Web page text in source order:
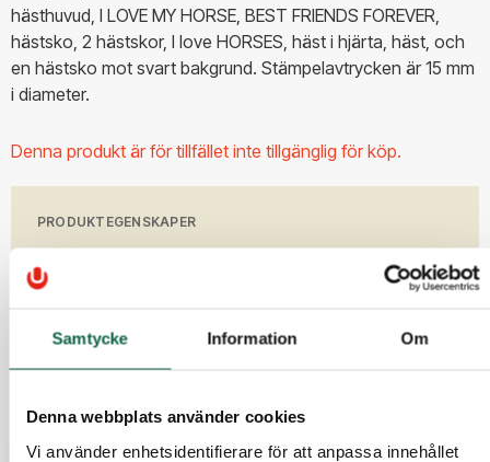
Samtycke Information Om
Denna webbplats använder cookies
Vi använder enhetsidentifierare för att anpassa innehållet
hästhuvud, I LOVE MY HORSE, BEST FRIENDS FOREVER,
hästsko, 2 hästskor, I love HORSES, häst i hjärta, häst, och
en hästsko mot svart bakgrund. Stämpelavtrycken är 15 mm
i diameter.
Denna produkt är för tillfället inte tillgänglig för köp.
PRODUKTEGENSKAPER
150
TILLBEHÖR